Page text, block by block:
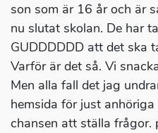
son som är 16 år och är
nu slutat skolan. De har
GUDDDDDD att det ska
Varför är det så. Vi
Men alla fall det jag
hemsida för just
chansen att ställa frågor.